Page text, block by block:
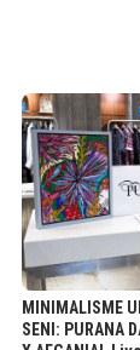
MINIMALISME
SENI: PURANA